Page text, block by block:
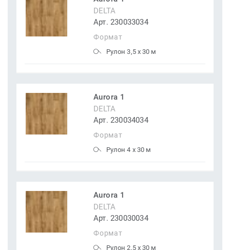
DELTA
Арт. 230033034
Формат
Рулон 3,5 x 30 м
Aurora 1
DELTA
Арт. 230034034
Формат
Рулон 4 x 30 м
Aurora 1
DELTA
Арт. 230030034
Формат
Рулон 2,5 x 30 м